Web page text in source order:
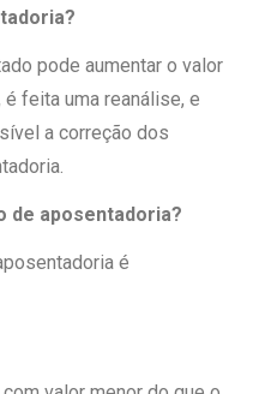
pode aumentar o valor
feita uma reanálise, e
a correção dos
de aposentadoria?
é